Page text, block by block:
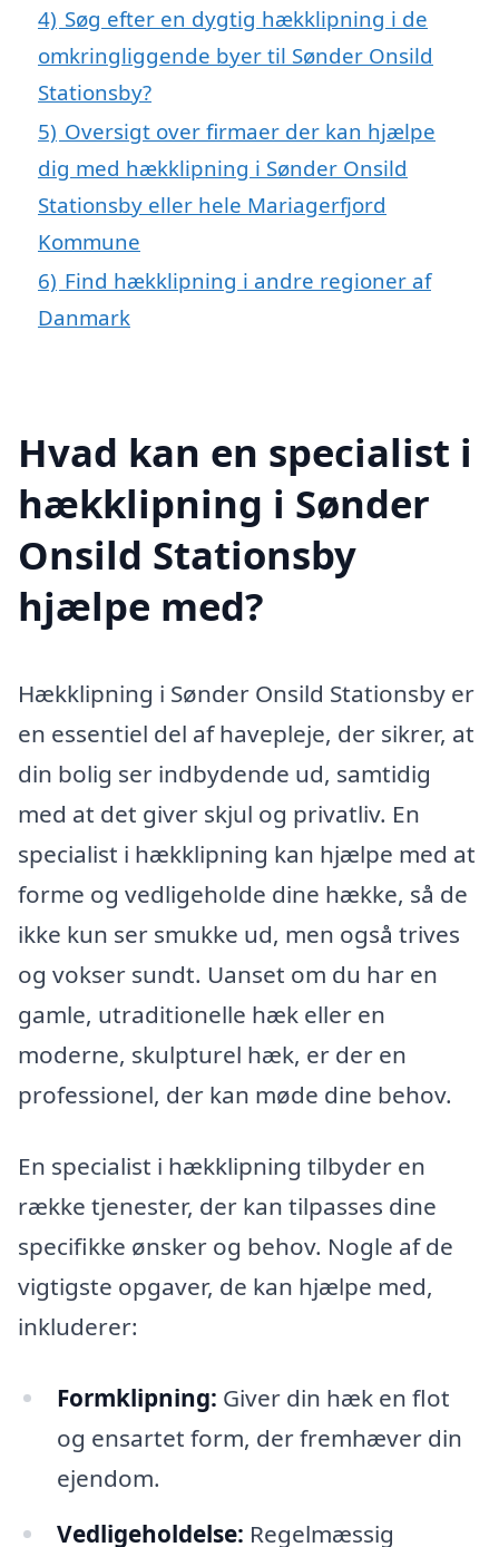
4) Søg efter en dygtig hækklipning i de
omkringliggende byer til Sønder Onsild
Stationsby?
5) Oversigt over firmaer der kan hjælpe
dig med hækklipning i Sønder Onsild
Stationsby eller hele Mariagerfjord
Kommune
6) Find hækklipning i andre regioner af
Danmark
Hvad kan en specialist i
hækklipning i Sønder
Onsild Stationsby
hjælpe med?
Hækklipning i Sønder Onsild Stationsby er
en essentiel del af havepleje, der sikrer, at
din bolig ser indbydende ud, samtidig
med at det giver skjul og privatliv. En
specialist i hækklipning kan hjælpe med at
forme og vedligeholde dine hække, så de
ikke kun ser smukke ud, men også trives
og vokser sundt. Uanset om du har en
gamle, utraditionelle hæk eller en
moderne, skulpturel hæk, er der en
professionel, der kan møde dine behov.
En specialist i hækklipning tilbyder en
række tjenester, der kan tilpasses dine
specifikke ønsker og behov. Nogle af de
vigtigste opgaver, de kan hjælpe med,
inkluderer:
Formklipning: Giver din hæk en flot
og ensartet form, der fremhæver din
ejendom.
Vedligeholdelse: Regelmæssig